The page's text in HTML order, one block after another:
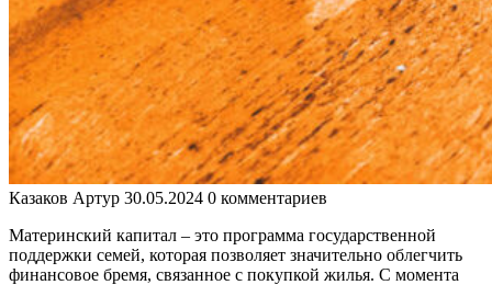
Казаков Артур 30.05.2024 0 комментариев
Материнский капитал – это программа государственной
поддержки семей, которая позволяет значительно облегчить
финансовое бремя, связанное с покупкой жилья. С момента